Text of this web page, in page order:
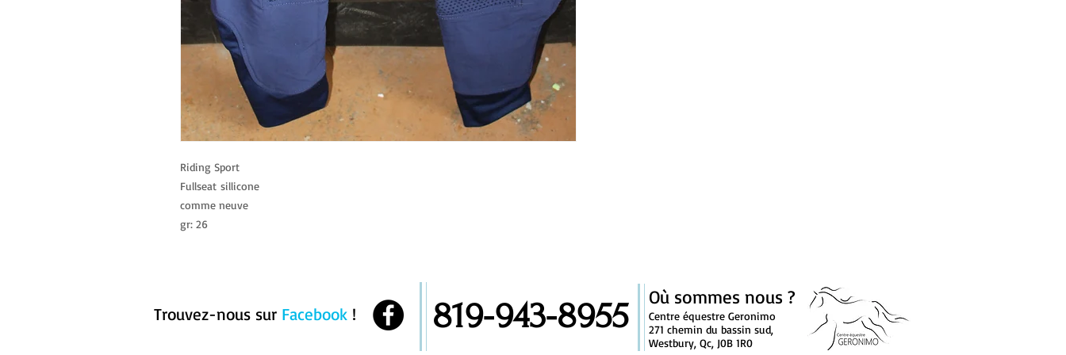
Riding Sport ​
Fullseat sillicone
comme neuve
gr: 26
Trouvez-nous sur Facebook ! 819-943-8955 Où sommes nous ?
Centre équestre Geronimo
271 chemin du bassin sud,
Westbury, Qc, J0B 1R0